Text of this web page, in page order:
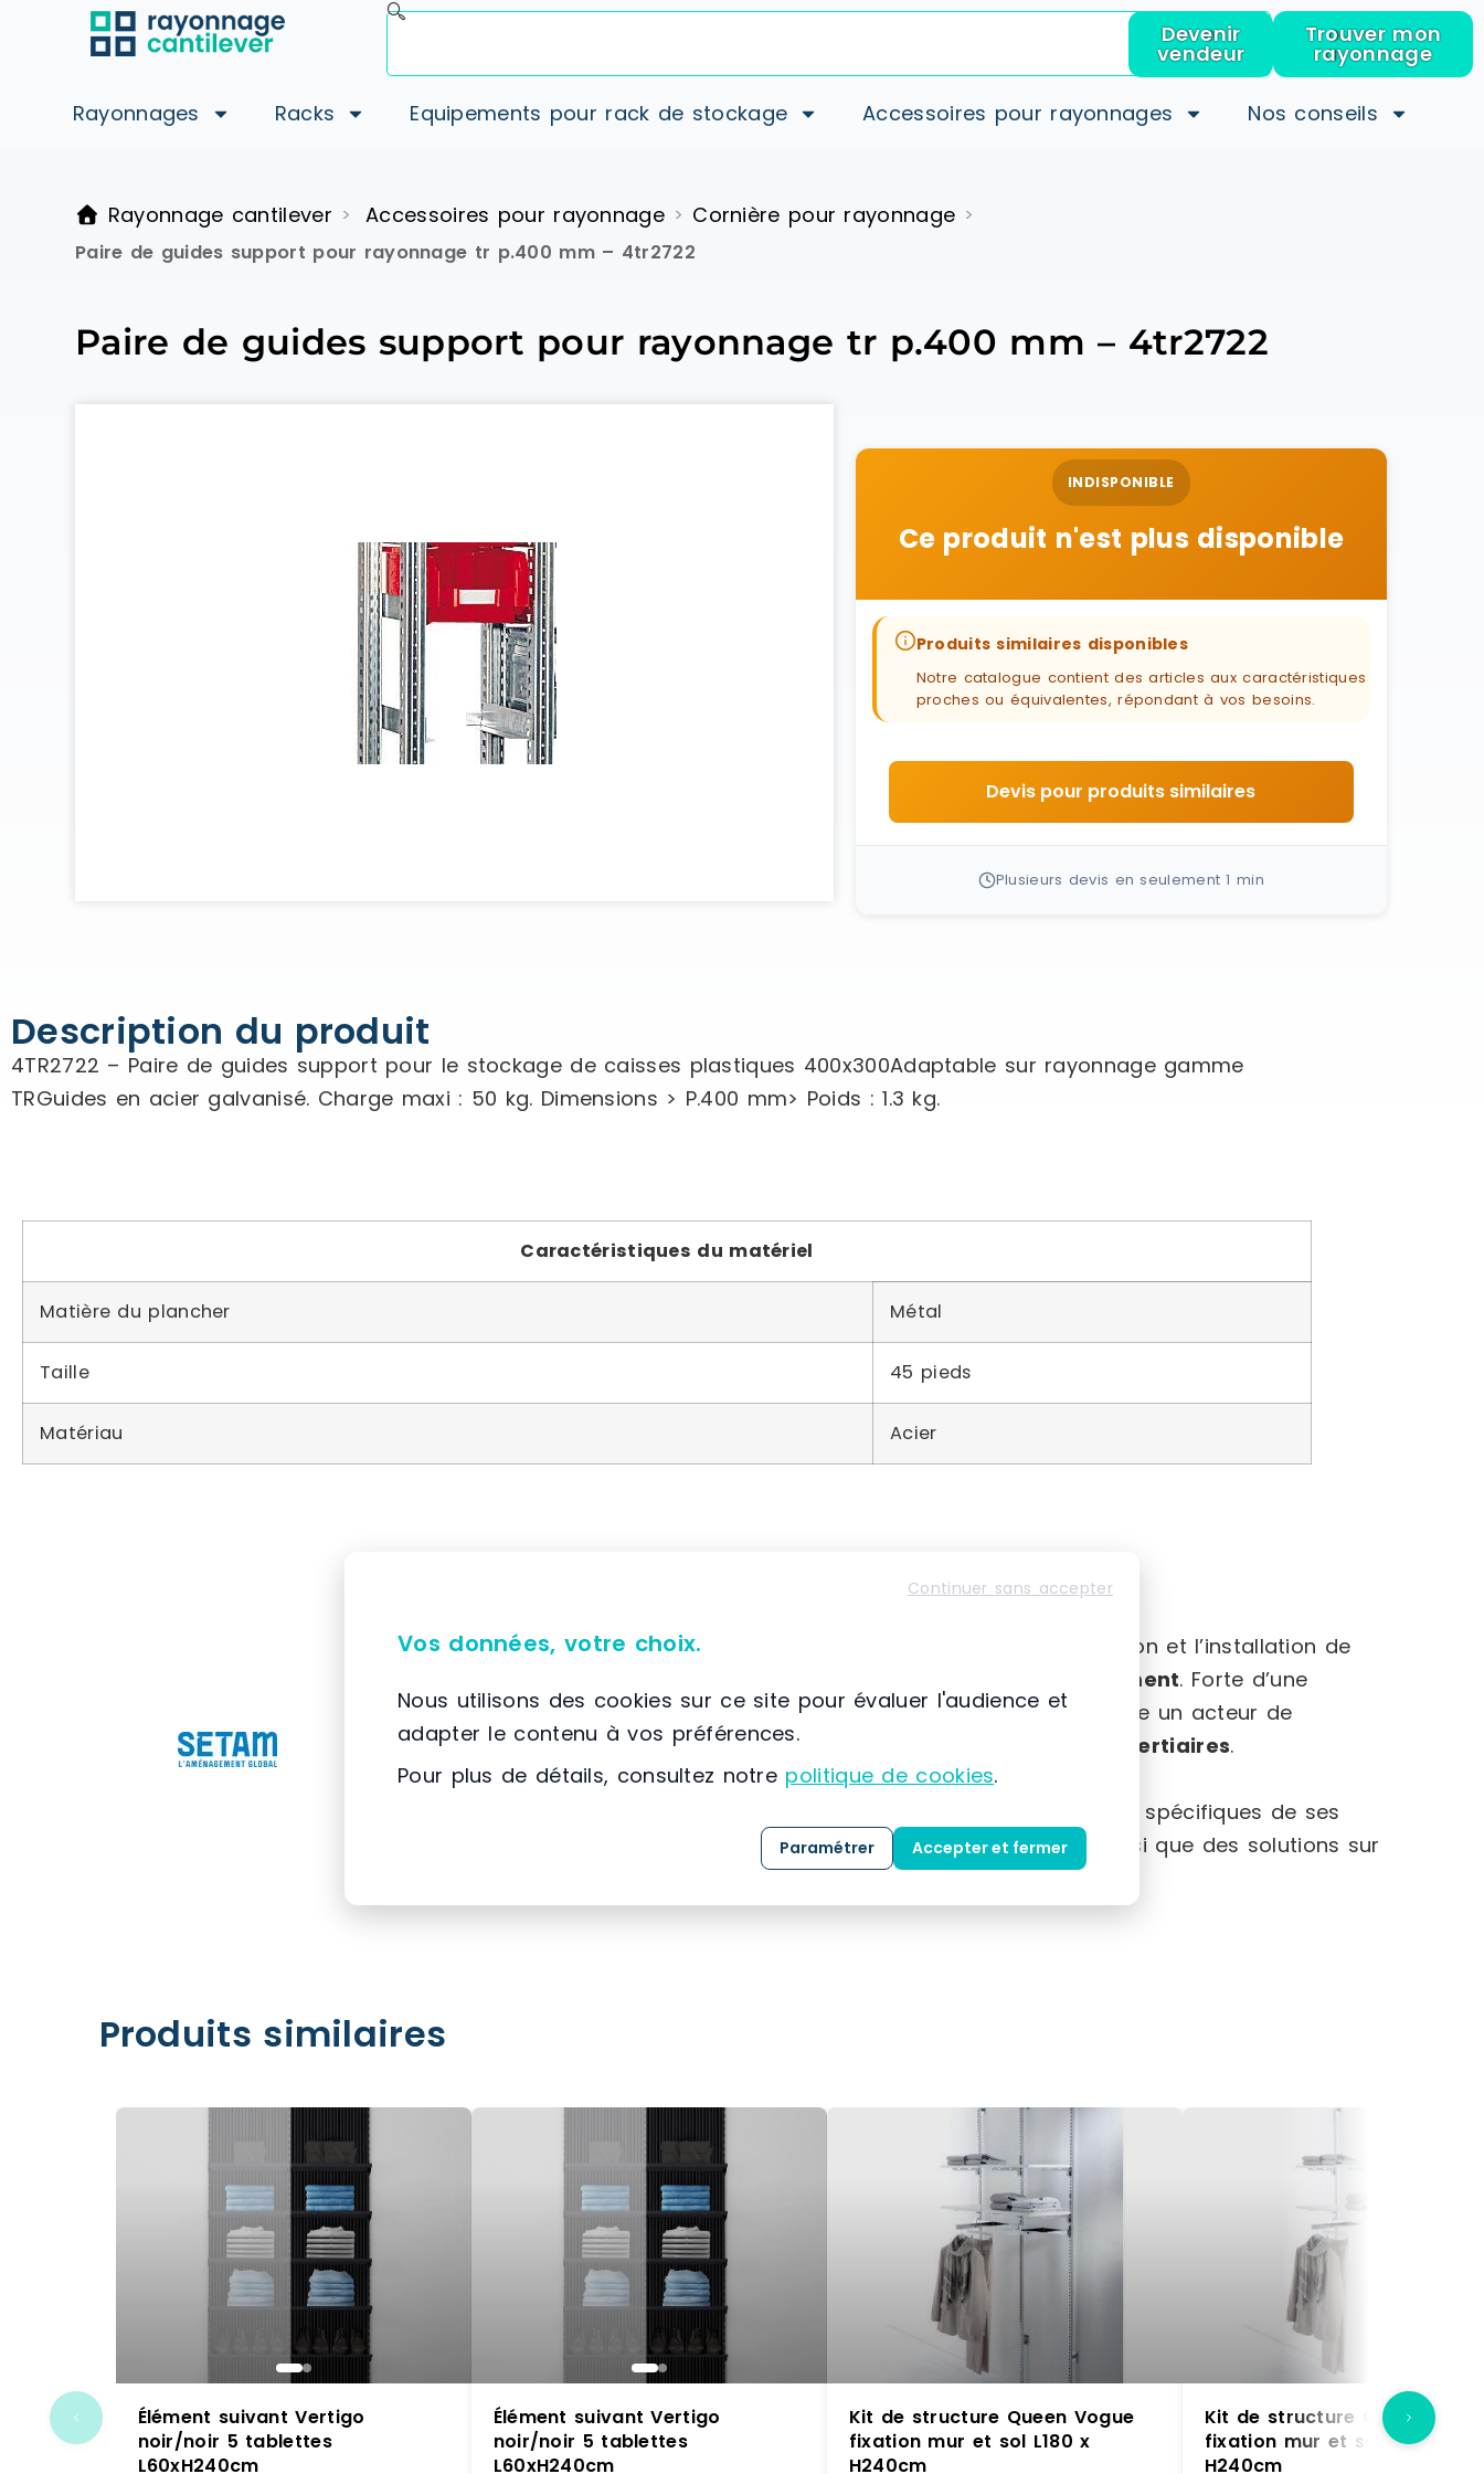
Devenir
vendeur
Trouver mon
rayonnage
Rayonnages Racks Equipements pour rack de stockage Accessoires pour rayonnages Nos conseils
Rayonnage cantilever > Accessoires pour rayonnage > Cornière pour rayonnage >
Paire de guides support pour rayonnage tr p.400 mm – 4tr2722
Paire de guides support pour rayonnage tr p.400 mm – 4tr2722
INDISPONIBLE
Ce produit n'est plus disponible
Produits similaires disponibles
Notre catalogue contient des articles aux caractéristiques
proches ou équivalentes, répondant à vos besoins.
Devis pour produits similaires
Plusieurs devis en seulement 1 min
Description du produit
4TR2722 – Paire de guides support pour le stockage de caisses plastiques 400x300Adaptable sur rayonnage gamme
TRGuides en acier galvanisé. Charge maxi : 50 kg. Dimensions > P.400 mm> Poids : 1.3 kg.
Caractéristiques du matériel
Matière du plancher Métal
Taille 45 pieds
Matériau Acier
SETAM est spécialisée dans la conception, la commercialisation et l’installation de
rangement. Forte d’une
expertise développée depuis 1974, l’entreprise s’impose comme un acteur de
référence dans l’aménagement des espaces industriels et tertiaires.
Grâce à une maîtrise approfondie des métiers et des besoins spécifiques de ses
clients, SETAM propose une gamme complète de produits ainsi que des solutions sur
clé en main.
Produits similaires
Élément suivant Vertigo
noir/noir 5 tablettes
L60xH240cm
Élément suivant Vertigo
noir/noir 5 tablettes
L60xH240cm
Kit de structure Queen Vogue
fixation mur et sol L180 x
H240cm
Kit de structure Queen
fixation mur et sol L180 x
H240cm
Continuer sans accepter
Vos données, votre choix.
Nous utilisons des cookies sur ce site pour évaluer l'audience et
adapter le contenu à vos préférences.
Pour plus de détails, consultez notre politique de cookies.
Paramétrer Accepter et fermer